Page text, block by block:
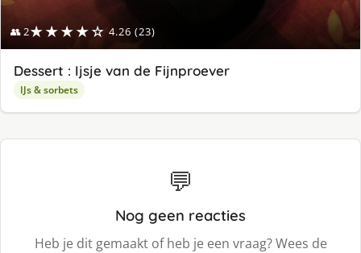
👥 2★★★★☆ 4.26 (23)
Dessert : Ijsje van de Fijnproever
IJs & sorbets
💬
Nog geen reacties
Heb je dit gemaakt of heb je een vraag? Wees de